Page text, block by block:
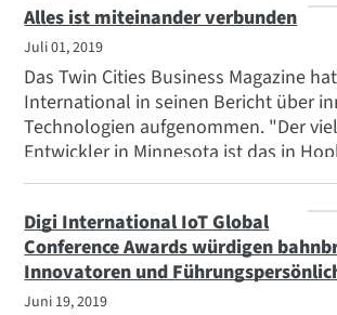
First Responder und erweiterte
Alles ist miteinander verbunden
Juli 01, 2019
Das Twin Cities Business Magazine
International in seinen Bericht über
Technologien aufgenommen. "Der
Entwickler in Minnesota ist das in
Unternehmen Digi International, das
Einzelhandel, Energie und Medizin
Digi International IoT Global
Conference Awards würdigen
Innovatoren und
Juni 19, 2019